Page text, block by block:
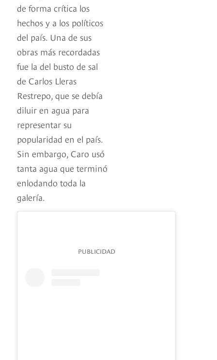
de forma crítica los
hechos y a los políticos
del país. Una de sus
obras más recordadas
fue la del busto de sal
de Carlos Lleras
Restrepo, que se debía
diluir en agua para
representar su
popularidad en el país.
Sin embargo, Caro usó
tanta agua que terminó
enlodando toda la
galería.
PUBLICIDAD